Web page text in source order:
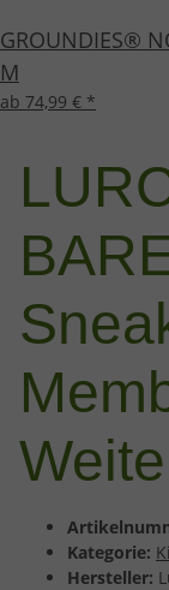
GROUNDIES®
M
ab 74,99 € *
Kategorie:
Hersteller: